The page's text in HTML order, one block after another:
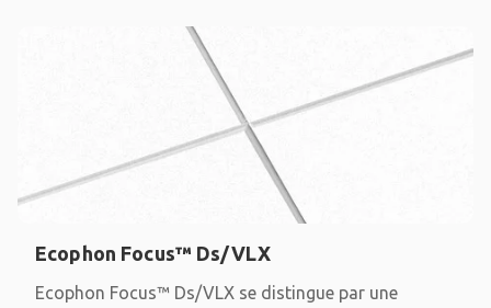
Ecophon Focus™ Ds/VLX
Ecophon Focus™ Ds/VLX se distingue par une